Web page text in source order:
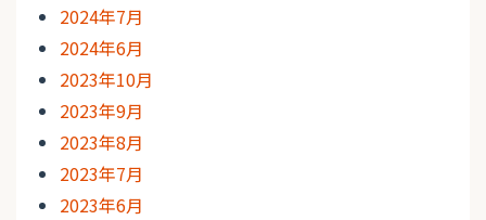
2024年7月
2024年6月
2023年10月
2023年9月
2023年8月
2023年7月
2023年6月